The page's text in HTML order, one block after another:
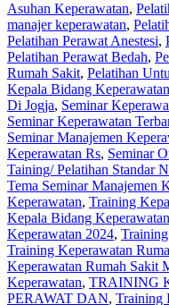
Asuhan Keperawatan,
manajer keperawatan,
Pelatihan Perawat Anestesi,
Pelatihan Perawat Bedah,
Rumah Sakit‎, Pelatihan
Kepala Bidang Keperawatan
Di Jogja, Seminar
Seminar Keperawatan
Seminar Manajemen
Keperawatan Rs, Seminar
Taining/ Pelatihan Standar
Tema Seminar Manajemen
Keperawatan, Training
Kepala Bidang
Keperawatan 2024,
Training Keperawatan
Keperawatan Rumah Sakit
Keperawatan, TRAINING
PERAWAT DAN, Training